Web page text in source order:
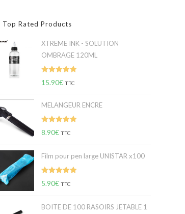
Top Rated Products
XTREME INK - SOLUTION
OMBRAGE 120ML
Note5.00
15.90€ TTC
MELANGEUR ENCRE
Note 5.00
8.90€ TTC
Film pour pen large UNISTAR x100
Note 5.00
5.90€ TTC
BOITE DE 100 RASOIRS JETABLE 1